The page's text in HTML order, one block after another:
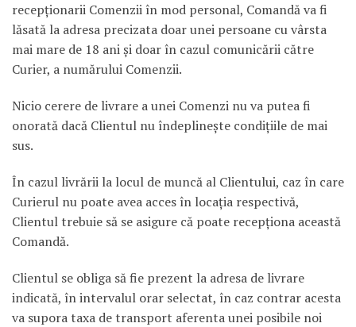
recepţionarii Comenzii în mod personal, Comandă va fi
lăsată la adresa precizata doar unei persoane cu vârsta
mai mare de 18 ani şi doar în cazul comunicării către
Curier, a numărului Comenzii.
Nicio cerere de livrare a unei Comenzi nu va putea fi
onorată dacă Clientul nu îndeplineşte condiţiile de mai
sus.
În cazul livrării la locul de muncă al Clientului, caz în care
Curierul nu poate avea acces în locaţia respectivă,
Clientul trebuie să se asigure că poate recepţiona această
Comandă.
Clientul se obliga să fie prezent la adresa de livrare
indicată, în intervalul orar selectat, în caz contrar acesta
va supora taxa de transport aferenta unei posibile noi